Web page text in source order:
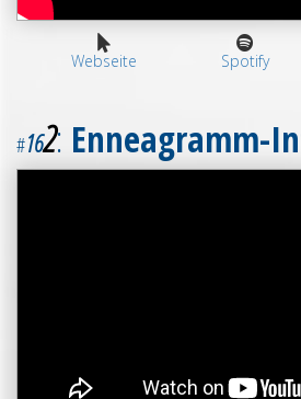
Webseite Spotify
#162: Enneagramm-